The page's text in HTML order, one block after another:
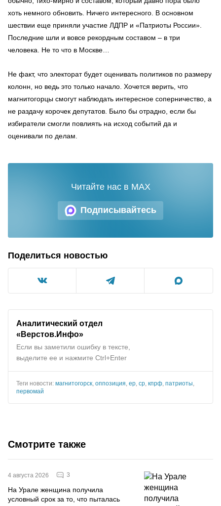
хоть немного обновить. Ничего интересного. В основном
шествии еще приняли участие ЛДПР и «Патриоты России».
Последние шли и вовсе рекордным составом – в три
человека. Не то что в Москве…
Не факт, что электорат будет оценивать политиков по размеру
колонн, но ведь это только начало. Хочется верить, что
магнитогорцы смогут наблюдать интересное соперничество, а
не раздачу корочек депутатов. Было бы отрадно, если бы
избиратели смогли повлиять на исход событий да и
оценивали по делам.
Подписывайтесь
Читайте нас в MAX
Поделиться новостью
Аналитический отдел
«Верстов.Инфо»
Если вы заметили ошибку в тексте,
выделите ее и нажмите Ctrl+Enter
Теги новости: магнитогорск оппозиция ер ср кпрф патриоты
первомай
Смотрите также
4 августа 2026 3
На Урале женщина получила
условный срок за то, что пыталась